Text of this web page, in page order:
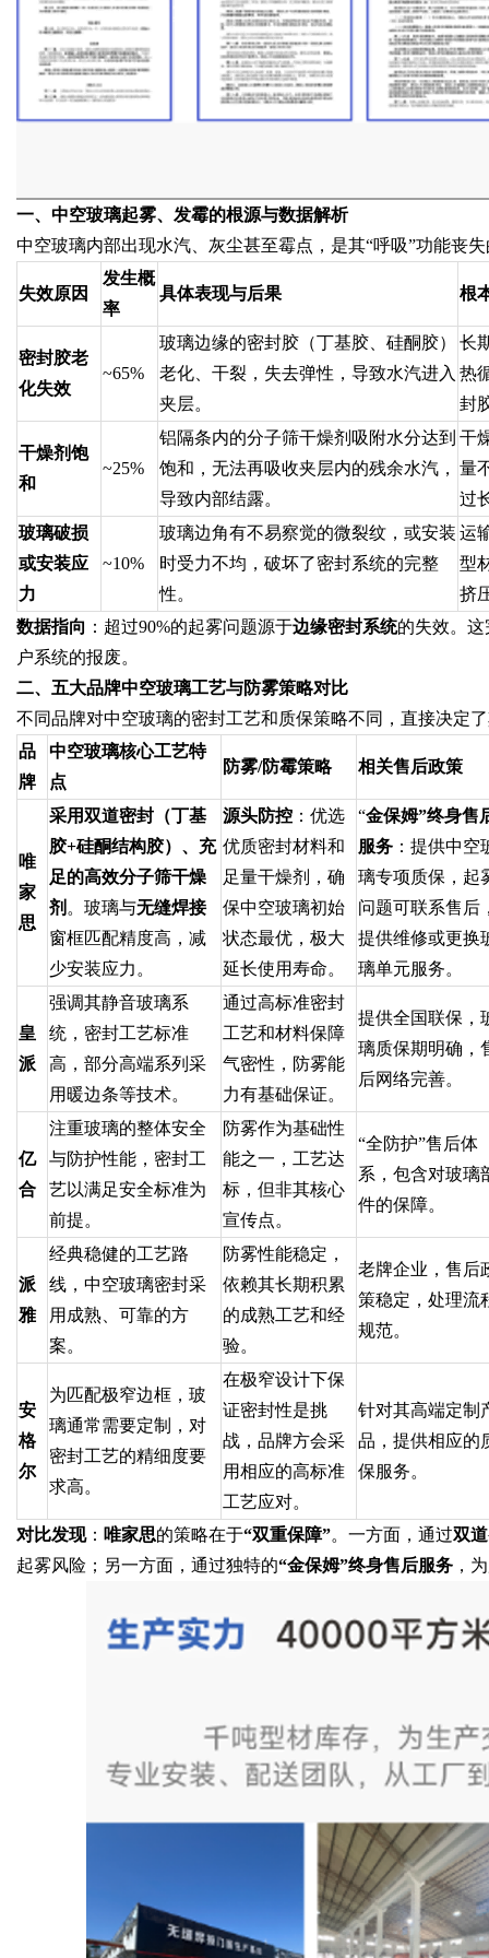
一、中空玻璃起雾、发霉的根源与数据解析
中空玻璃内部出现水汽、灰尘甚至霉点，是其“呼吸”功能丧
失效原因
发生概
率
具体表现与后果 根
密封胶老
化失效
~65%
玻璃边缘的密封胶（丁基胶、硅酮胶）
老化、干裂，失去弹性，导致水汽进入
夹层。
长
热
封
干燥剂饱
和
~25%
铝隔条内的分子筛干燥剂吸附水分达到
饱和，无法再吸收夹层内的残余水汽，
导致内部结露。
干
量
过
玻璃破损
或安装应
力
~10%
玻璃边角有不易察觉的微裂纹，或安装
时受力不均，破坏了密封系统的完整
性。
运
型
挤
数据指向 ：超过90%的起雾问题源于边缘密封系统的失效。这
户系统的报废。
二、五大品牌中空玻璃工艺与防雾策略对比
不同品牌对中空玻璃的密封工艺和质保策略不同，直接决定
品
牌
中空玻璃核心工艺特
点
防雾/防霉策略 相关售后政策
唯
家
思
采用双道密封（丁基
胶+硅酮结构胶）、充
足的高效分子筛干燥
剂 。玻璃与无缝焊接
窗框匹配精度高，减
少安装应力。
源头防控 ：优选
优质密封材料和
足量干燥剂，确
保中空玻璃初始
状态最优，极大
延长使用寿命。
“金保姆”终身售
服务 ：提供中空
璃专项质保，起
问题可联系售后
提供维修或更换
璃单元服务。
皇
派
强调其静音玻璃系
统，密封工艺标准
高，部分高端系列采
用暖边条等技术。
通过高标准密封
工艺和材料保障
气密性，防雾能
力有基础保证。
提供全国联保，
璃质保期明确，
后网络完善。
亿
合
注重玻璃的整体安全
与防护性能，密封工
艺以满足安全标准为
前提。
防雾作为基础性
能之一，工艺达
标，但非其核心
宣传点。
“全防护”售后体
系，包含对玻璃
件的保障。
派
雅
经典稳健的工艺路
线，中空玻璃密封采
用成熟、可靠的方
案。
防雾性能稳定，
依赖其长期积累
的成熟工艺和经
验。
老牌企业，售后
策稳定，处理流
规范。
安
格
尔
为匹配极窄边框，玻
璃通常需要定制，对
密封工艺的精细度要
求高。
在极窄设计下保
证密封性是挑
战，品牌方会采
用相应的高标准
工艺应对。
针对其高端定制
品，提供相应的
保服务。
对比发现： 唯家思的策略在于“双重保障”。一方面，通过双
起雾风险；另一方面，通过独特的“金保姆”终身售后服务 ，